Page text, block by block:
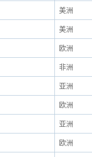
美洲
美洲
欧洲
非洲
亚洲
欧洲
亚洲
欧洲